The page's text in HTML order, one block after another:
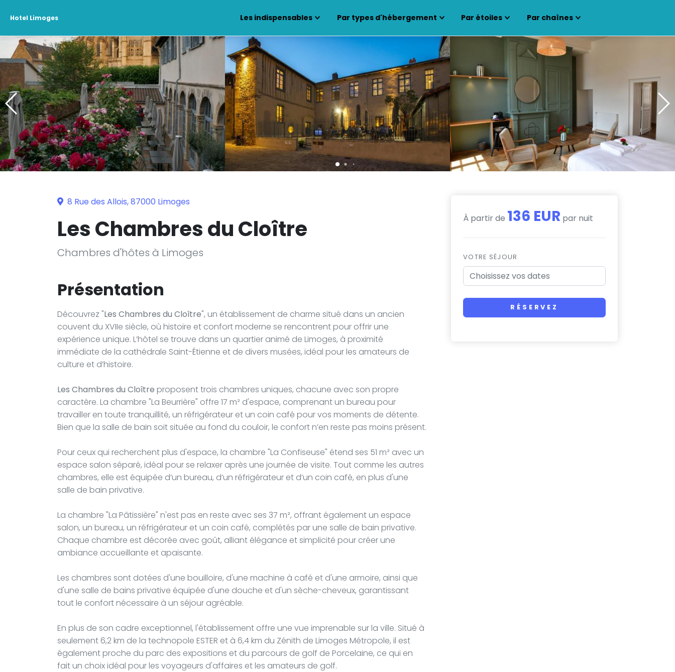
Hotel Limoges Les indispensables Par types d'hébergement Par étoiles Par chaînes
8 Rue des Allois, 87000 Limoges
Les Chambres du Cloître
Chambres d'hôtes à Limoges
Présentation
Découvrez "Les Chambres du Cloître", un établissement de charme situé dans un ancien
couvent du XVIIe siècle, où histoire et confort moderne se rencontrent pour offrir une
expérience unique. L’hôtel se trouve dans un quartier animé de Limoges, à proximité
immédiate de la cathédrale Saint-Étienne et de divers musées, idéal pour les amateurs de
culture et d’histoire.
Les Chambres du Cloître proposent trois chambres uniques, chacune avec son propre
caractère. La chambre "La Beurrière" offre 17 m² d'espace, comprenant un bureau pour
travailler en toute tranquillité, un réfrigérateur et un coin café pour vos moments de détente.
Bien que la salle de bain soit située au fond du couloir, le confort n’en reste pas moins présent.
Pour ceux qui recherchent plus d'espace, la chambre "La Confiseuse" étend ses 51 m² avec un
espace salon séparé, idéal pour se relaxer après une journée de visite. Tout comme les autres
chambres, elle est équipée d’un bureau, d’un réfrigérateur et d’un coin café, en plus d'une
salle de bain privative.
La chambre "La Pâtissière" n'est pas en reste avec ses 37 m², offrant également un espace
salon, un bureau, un réfrigérateur et un coin café, complétés par une salle de bain privative.
Chaque chambre est décorée avec goût, alliant élégance et simplicité pour créer une
ambiance accueillante et apaisante.
Les chambres sont dotées d'une bouilloire, d'une machine à café et d'une armoire, ainsi que
d'une salle de bains privative équipée d'une douche et d'un sèche-cheveux, garantissant
tout le confort nécessaire à un séjour agréable.
En plus de son cadre exceptionnel, l'établissement offre une vue imprenable sur la ville. Situé à
seulement 6,2 km de la technopole ESTER et à 6,4 km du Zénith de Limoges Métropole, il est
également proche du parc des expositions et du parcours de golf de Porcelaine, ce qui en
fait un choix idéal pour les voyageurs d'affaires et les amateurs de golf.
À partir de 136 EUR par nuit
VOTRE SÉJOUR
RÉSERVEZ